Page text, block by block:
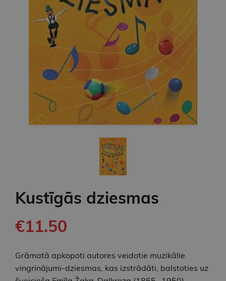
Kustīgās dziesmas
€11.50
Grāmatā apkopoti autores veidotie muzikālie
vingrinājumi-dziesmas, kas izstrādāti, balstoties uz